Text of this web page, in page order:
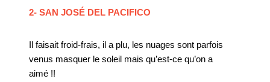
2- SAN JOSÉ DEL PACIFICO
Il faisait froid-frais, il a plu, les nuages sont parfois
venus masquer le soleil mais qu’est-ce qu’on a
aimé !!